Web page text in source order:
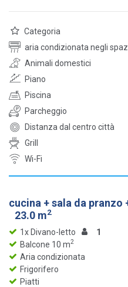
Categoria
aria condizionata negli
Animali domestici
Piano
Piscina
Parcheggio
Distanza dal centro città
Grill
Wi-Fi
cucina + sala da
23.0 m2
1x Divano-letto
1
Balcone 10 m2
Aria condizionata
Frigorifero
Piatti